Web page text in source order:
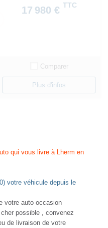
17 980 € TTC
Comparer
Plus d'infos
BESOIN D'AIDE POUR
CHOISIR UN VÉHICULE ?